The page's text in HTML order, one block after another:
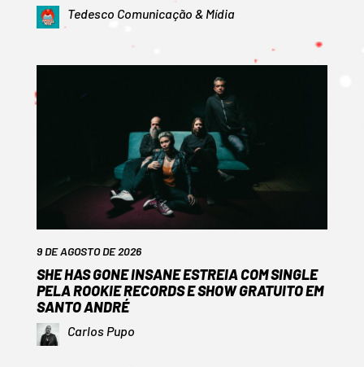
Tedesco Comunicação & Mídia
9 DE AGOSTO DE 2026
SHE HAS GONE INSANE ESTREIA COM SINGLE
PELA ROOKIE RECORDS E SHOW GRATUITO EM
SANTO ANDRÉ
Carlos Pupo